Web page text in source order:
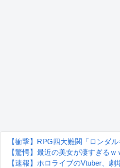
【衝撃】RPG四大難関「ロンダ
【驚愕】最近の美女が凄すぎる
【速報】ホロライブのVtuber、